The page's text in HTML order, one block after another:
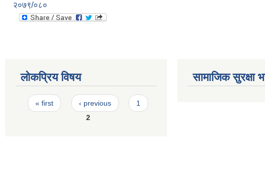
२०७९/०८०
लोकप्रिय विषय
Pages
« first ‹ previous
1
2
सामाजिक सुरक्षा